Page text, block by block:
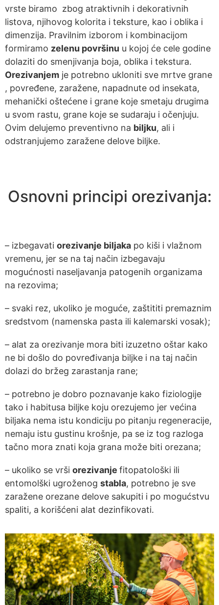
vrste biramo zbog atraktivnih i dekorativnih
listova, njihovog kolorita i teksture, kao i oblika i
dimenzija. Pravilnim izborom i kombinacijom
formiramo zelenu površinu u kojoj će cele godine
dolaziti do smenjivanja boja, oblika i tekstura.
Orezivanjem je potrebno ukloniti sve mrtve grane
, povređene, zaražene, napadnute od insekata,
mehanički oštećene i grane koje smetaju drugima
u svom rastu, grane koje se sudaraju i očenjuju.
Ovim delujemo preventivno na biljku, ali i
odstranjujemo zaražene delove biljke.
Osnovni principi orezivanja:
– izbegavati orezivanje biljaka po kiši i vlažnom
vremenu, jer se na taj način izbegavaju
mogućnosti naseljavanja patogenih organizama
na rezovima;
– svaki rez, ukoliko je moguće, zaštititi premaznim
sredstvom (namenska pasta ili kalemarski vosak);
– alat za orezivanje mora biti izuzetno oštar kako
ne bi došlo do povređivanja biljke i na taj način
dolazi do bržeg zarastanja rane;
– potrebno je dobro poznavanje kako fiziologije
tako i habitusa biljke koju orezujemo jer većina
biljaka nema istu kondiciju po pitanju regeneracije,
nemaju istu gustinu krošnje, pa se iz tog razloga
tačno mora znati koja grana može biti orezana;
– ukoliko se vrši orezivanje fitopatološki ili
entomolški ugroženog stabla, potrebno je sve
zaražene orezane delove sakupiti i po mogućstvu
spaliti, a korišćeni alat dezinfikovati.